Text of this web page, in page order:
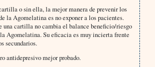
o sin ella, la mejor manera de prevenir los
la Agomelatina es no exponer a los pacientes.
una cartilla no cambia el balance beneficio/riesgo
Agomelatina. Su eficacia es muy incierta frente
secundarios.
antidepresivo mejor probado.